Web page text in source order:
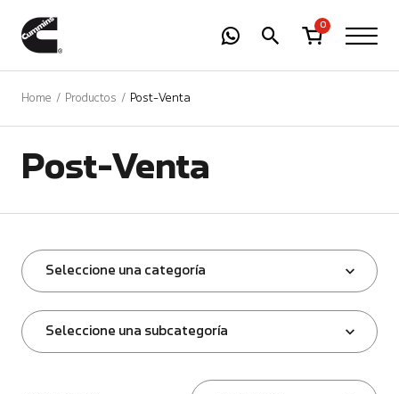
0
Home Productos Post-Venta
Post-Venta
Seleccione una categoría
Seleccione una subcategoría